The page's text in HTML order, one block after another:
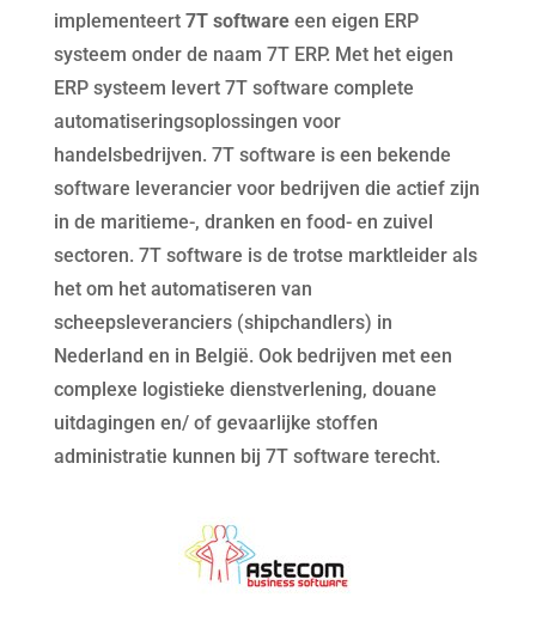
implementeert 7T softwareeen eigen ERP
systeem onder de naam 7T ERP. Met het eigen
ERP systeem levert 7T software complete
automatiseringsoplossingen voor
handelsbedrijven. 7T software is een bekende
software leverancier voor bedrijven die actief zijn
in de maritieme-, dranken en food- en zuivel
sectoren. 7T software is de trotse marktleider als
het om het automatiseren van
scheepsleveranciers (shipchandlers) in
Nederland en in België. Ook bedrijven met een
complexe logistieke dienstverlening, douane
uitdagingen en/ of gevaarlijke stoffen
administratie kunnen bij 7T software terecht.